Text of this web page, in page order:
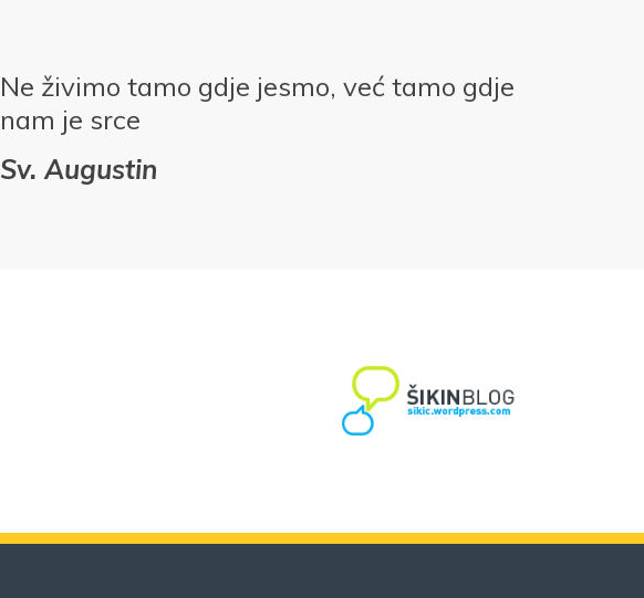
Ne živimo tamo gdje jesmo, već tamo gdje
nam je srce
Sv. Augustin